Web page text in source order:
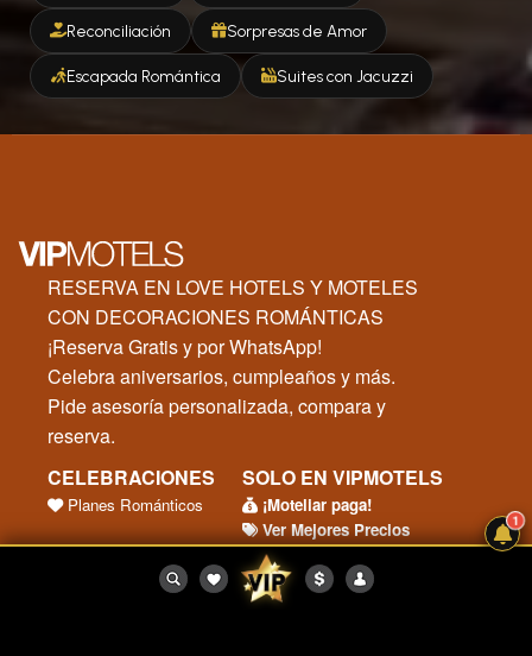
Reconciliación Sorpresas de Amor
Escapada Romántica Suites con Jacuzzi
RESERVA EN LOVE HOTELS Y MOTELES
CON DECORACIONES ROMÁNTICAS
¡Reserva Gratis y por WhatsApp!
Celebra aniversarios, cumpleaños y más.
Pide asesoría personalizada, compara y
reserva.
CELEBRACIONES
Planes Románticos
SOLO EN VIPMOTELS
¡Moteliar paga!
Ver Mejores Precios
SOY UN MOTEL
Registrar mi Motel
SITIO SEGURO
Términos y Condiciones
1